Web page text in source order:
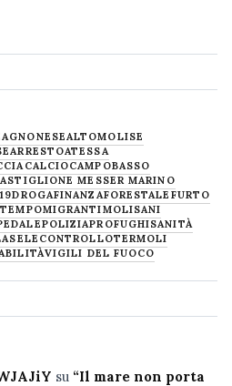
AGNONESEALTOMOLISE
ARRESTOATESSA
CALCIOCAMPOBASSO
MESSER MARINO
DROGAFINANZAFORESTALE FURTO
MIGRANTIMOLISANI
POLIZIAPROFUGHISANITÀ
SELECONTROLLOTERMOLI
VIGILI DEL FUOCO
su “Il mare non porta